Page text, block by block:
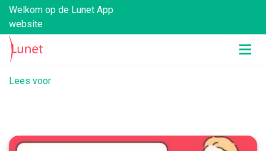
Welkom op de Lunet App
website
Lees voor